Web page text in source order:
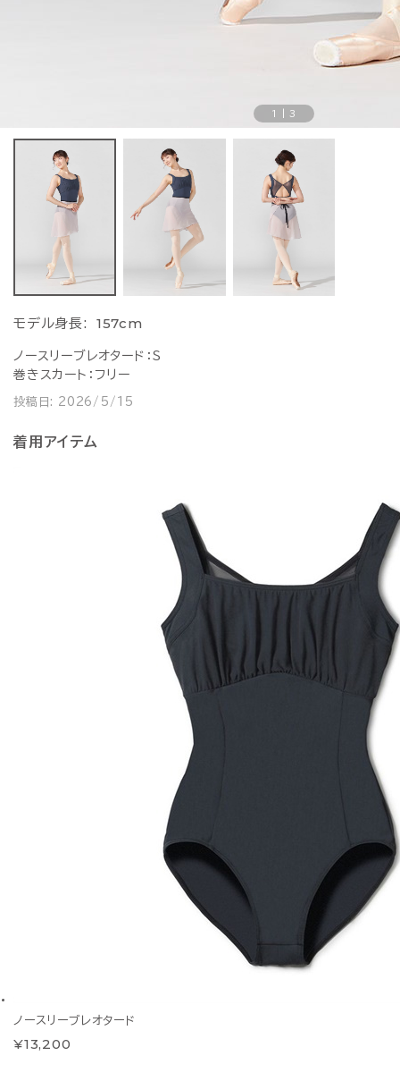
1 3
モデル身長: 157cm
ノースリーブレオタード：S
巻きスカート：フリー
投稿日: 2026/5/15
着用アイテム
ノースリーブレオタード
¥13,200